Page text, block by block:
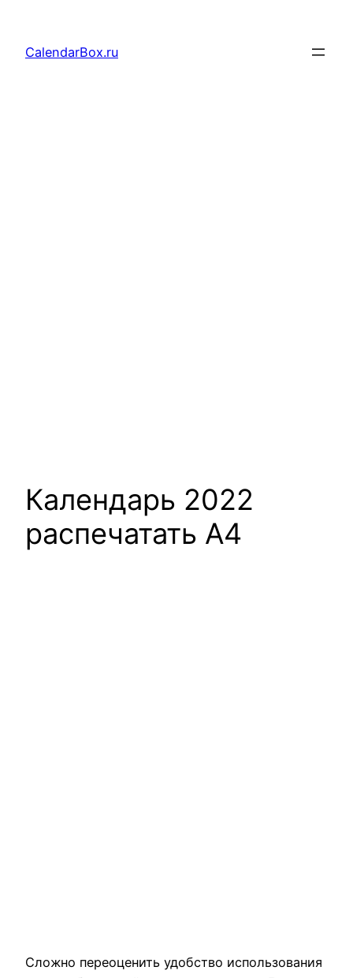
содержимому
CalendarBox.ru
Календарь 2022
распечатать А4
Сложно переоценить удобство использования